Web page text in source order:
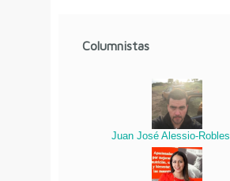
Columnistas
Juan José Alessio-Robles